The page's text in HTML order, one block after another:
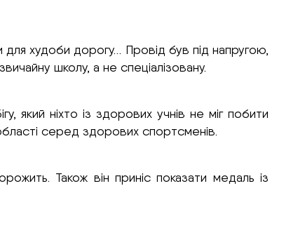
для худоби дорогу… Провід був під напругою,
школу, а не спеціалізовану.
який ніхто із здорових учнів не міг побити
серед здорових спортсменів.
Також він приніс показати медаль із